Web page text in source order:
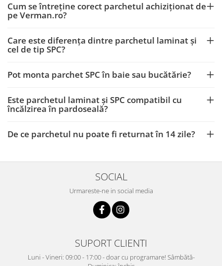
Cum se întreține corect parchetul achiziționat de
pe Verman.ro?
Care este diferența dintre parchetul laminat și
cel de tip SPC?
Pot monta parchet SPC în baie sau bucătărie?
Este parchetul laminat și SPC compatibil cu
încălzirea în pardoseală?
De ce parchetul nu poate fi returnat în 14 zile?
SOCIAL
Urmareste-ne in social media
SUPORT CLIENTI
Luni - Vineri: 09:00 - 17:00 - doar cu programare! Sâmbătă-